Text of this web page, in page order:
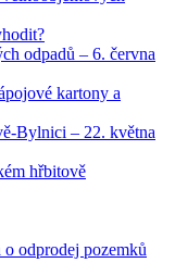
odpadů – 6. června
kartony a
Bylnici – 22. května
hřbitově
odprodej pozemků